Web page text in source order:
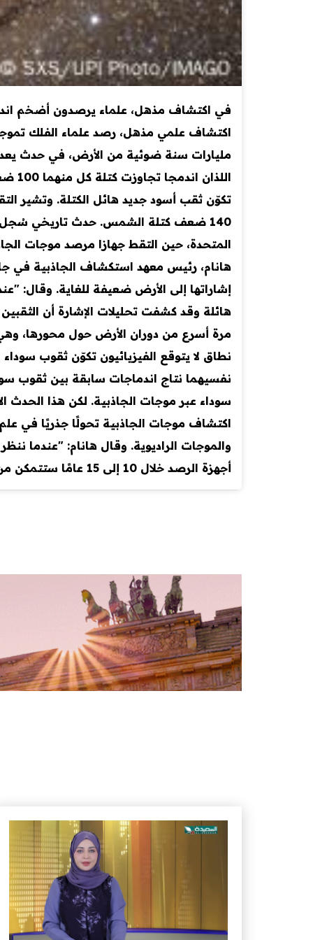
مليارات سنة ضوئية من الأرض، في حدث يعد
المتحدة، حين التقط جهازا مرصد موجات
هانام، رئيس معهد استكشاف الجاذبية في
إشاراتها إلى الأرض ضعيفة للغاية. وقال:
مرة أسرع من دوران الأرض حول محورها، وهي
نطاق لا يتوقع الفيزيائيون تكوّن ثقوب
اكتشاف موجات الجاذبية تحولًا جذريًا في
والموجات الراديوية. وقال هانام: "عندما
أجهزة الرصد خلال 10 إلى 15 عامًا ستتمكن من رؤية جميع اندماجات الثقوب السوداء في الكون، وربما تكشف لنا مفاجآت غير متوقعة.